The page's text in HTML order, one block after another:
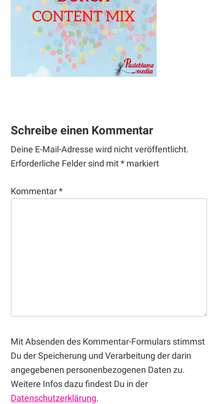
Interaktionen
Schreibe einen Kommentar
Deine E-Mail-Adresse wird nicht veröffentlicht.
Erforderliche Felder sind mit* markiert
Kommentar*
Mit Absenden des Kommentar-Formulars stimmst
Du der Speicherung und Verarbeitung der darin
angegebenen personenbezogenen Daten zu.
Weitere Infos dazu findest Du in der
Datenschutzerklärung.